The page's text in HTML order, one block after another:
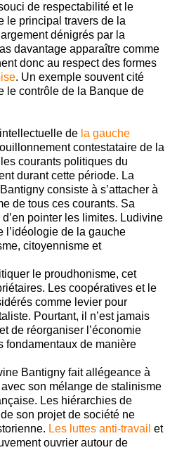
de respectabilité et le
le principal travers de la
dénigrés par la
davantage apparaître comme
donc au respect des formes
. Un exemple souvent cité
le contrôle de la Banque de
de la gauche
contestataire de la
courants politiques du
durant cette période. La
consiste à s’attacher à
de tous ces courants. Sa
pointer les limites. Ludivine
l’idéologie de la gauche
citoyennisme et
le proudhonisme, cet
Les coopératives et le
comme levier pour
Pourtant, il n’est jamais
de réorganiser l’économie
fondamentaux de manière
Bantigny fait allégeance à
avec son mélange de stalinisme
Les hiérarchies de
son projet de société ne
Les luttes anti-travail et
ouvrier autour de